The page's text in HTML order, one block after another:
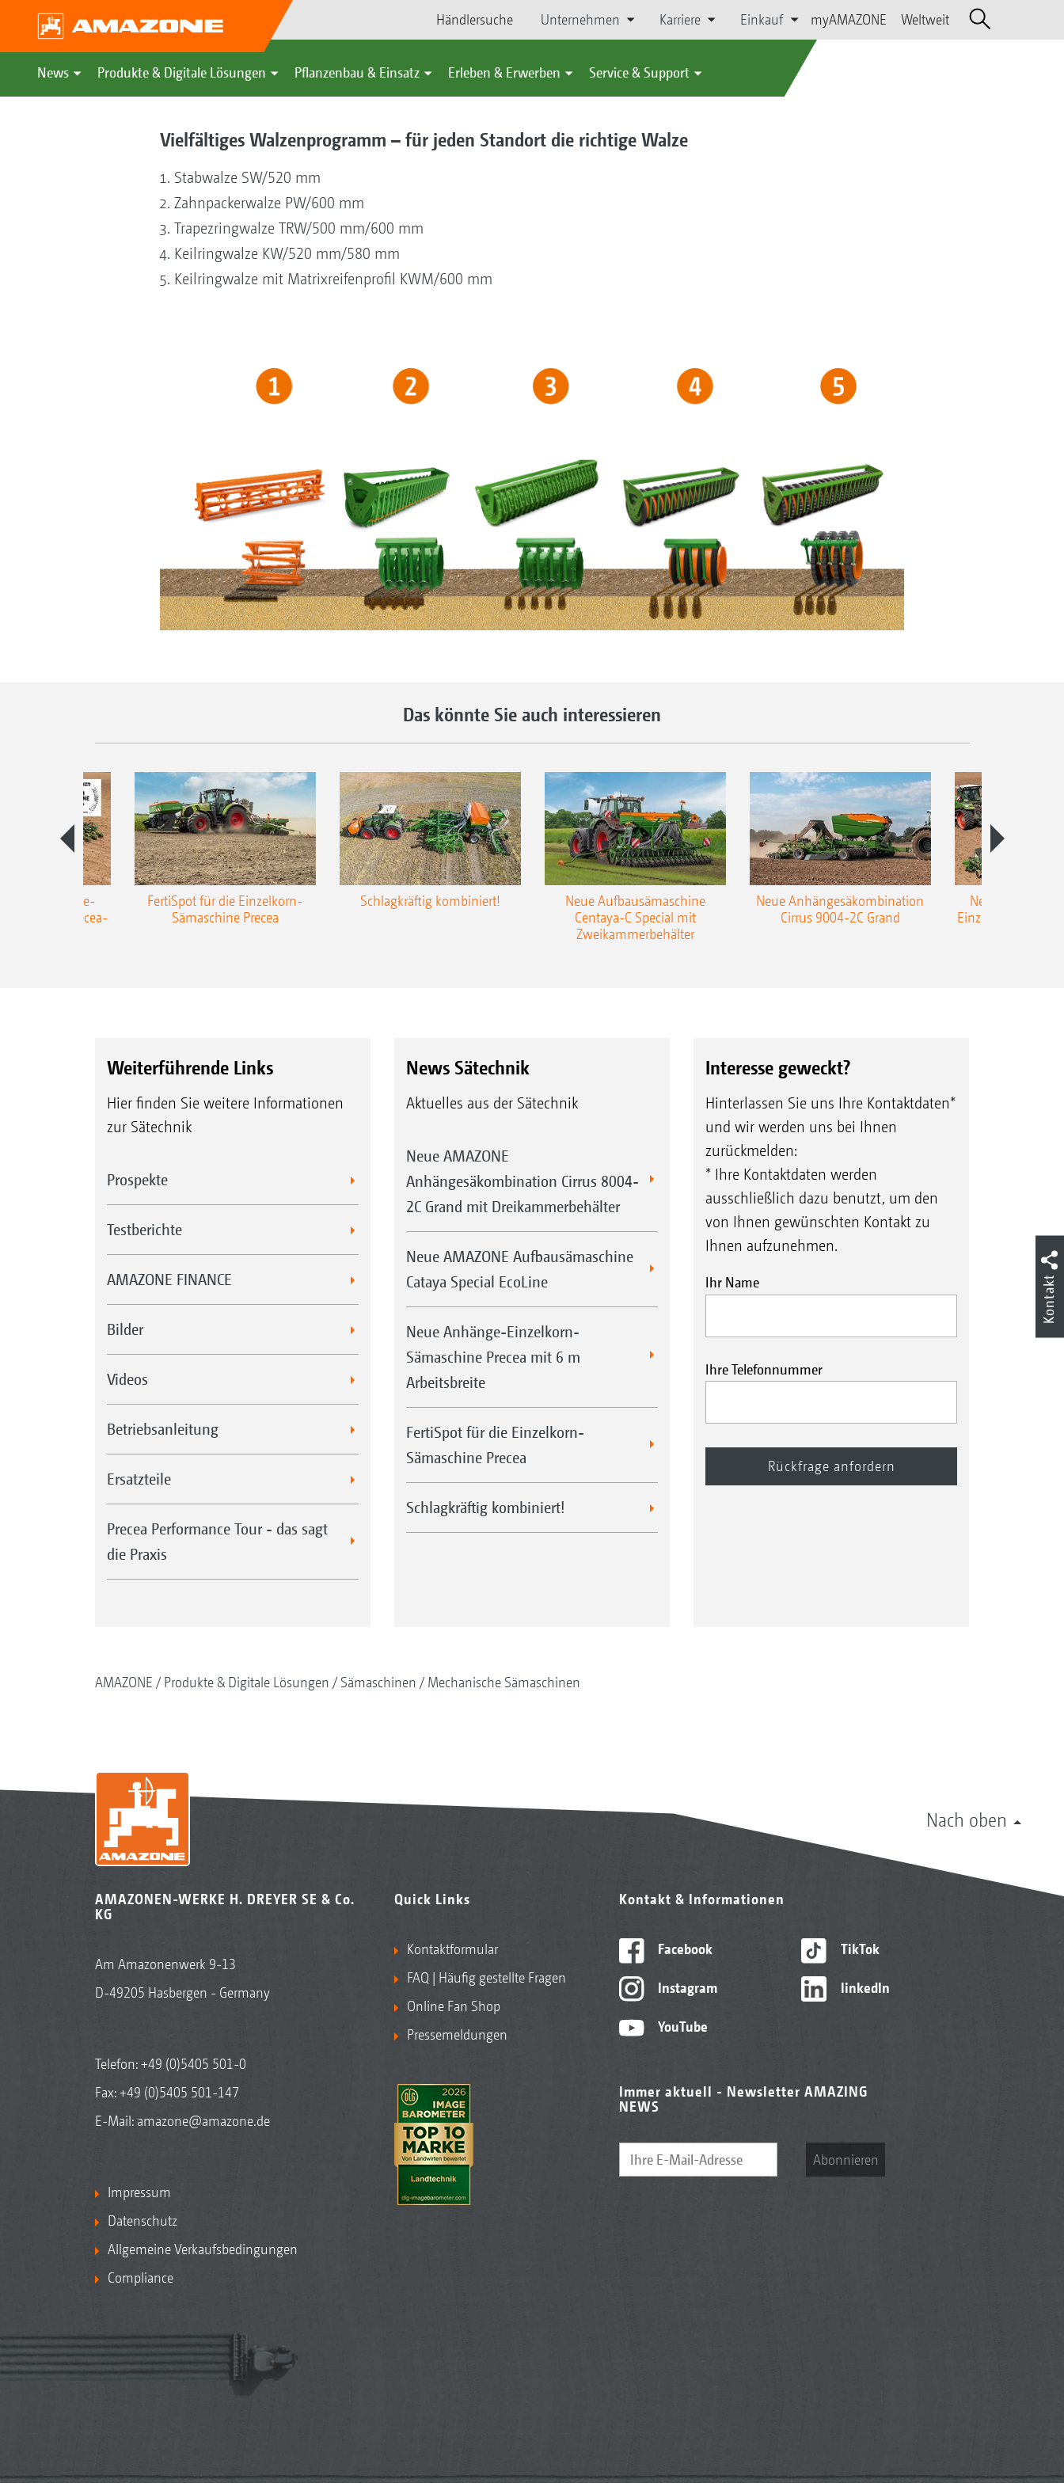
Händlersuche Unternehmen Karriere Einkauf myAMAZONE Weltweit
News Produkte & Digitale Lösungen Pflanzenbau & Einsatz Erleben & Erwerben Service & Support
Vielfältiges Walzenprogramm – für jeden Standort die richtige Walze
Stabwalze SW/520 mm
Zahnpackerwalze PW/600 mm
Trapezringwalze TRW/500 mm/600 mm
Keilringwalze KW/520 mm/580 mm
Keilringwalze mit Matrixreifenprofil KWM/600 mm
Das könnte Sie auch interessieren
Anhänge-
Precea-
FertiSpot für die Einzelkorn-
Sämaschine Precea
Schlagkräftig kombiniert!
Neue Aufbausämaschine
Centaya-C Special mit
Zweikammerbehälter
Neue Anhängesäkombination
Cirrus 9004-2C Grand
Neue
Einzelkorn-
Weiterführende Links
Hier finden Sie weitere Informationen
zur Sätechnik
Prospekte
Testberichte
AMAZONE FINANCE
Bilder
Videos
Betriebsanleitung
Ersatzteile
Precea Performance Tour - das sagt
die Praxis
News Sätechnik
Aktuelles aus der Sätechnik
Neue AMAZONE
Anhängesäkombination Cirrus 8004-
2C Grand mit Dreikammerbehälter
Neue AMAZONE Aufbausämaschine
Cataya Special EcoLine
Neue Anhänge-Einzelkorn-
Sämaschine Precea mit 6 m
Arbeitsbreite
FertiSpot für die Einzelkorn-
Sämaschine Precea
Schlagkräftig kombiniert!
Interesse geweckt?
Hinterlassen Sie uns Ihre Kontaktdaten*
und wir werden uns bei Ihnen
zurückmelden:
* Ihre Kontaktdaten werden
ausschließlich dazu benutzt, um den
von Ihnen gewünschten Kontakt zu
Ihnen aufzunehmen.
Ihr Name
Ihre Telefonnummer
AMAZONE Produkte & Digitale Lösungen Sämaschinen Mechanische Sämaschinen
Nach oben
AMAZONEN-WERKE H. DREYER SE & Co.
KG
Am Amazonenwerk 9-13
D-49205 Hasbergen - Germany
Telefon:+49 (0)5405 501-0
Fax: +49 (0)5405 501-147
E-Mail: amazone@amazone.de
Impressum
Datenschutz
Allgemeine Verkaufsbedingungen
Compliance
Quick Links
Kontaktformular
FAQ | Häufig gestellte Fragen
Online Fan Shop
Pressemeldungen
Kontakt & Informationen
Facebook
Instagram
YouTube
TikTok
linkedIn
Immer aktuell - Newsletter AMAZING
NEWS
Abonnieren
Kontakt